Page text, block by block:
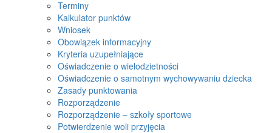
Terminy
Kalkulator punktów
Wniosek
Obowiązek informacyjny
Kryteria uzupełniające
Oświadczenie o wielodzietności
Oświadczenie o samotnym wychowywaniu dziecka
Zasady punktowania
Rozporządzenie
Rozporządzenie – szkoły sportowe
Potwierdzenie woli przyjęcia